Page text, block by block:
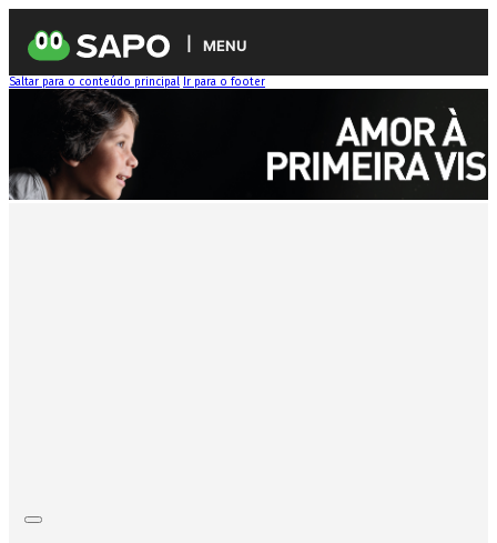
MENU
Saltar para o conteúdo principal Ir para o footer